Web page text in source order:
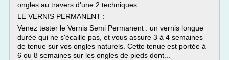
ongles au travers d'une 2 techniques :
LE VERNIS PERMANENT :
Venez tester le Vernis Semi Permanent : un vernis longue
durée qui ne s'écaille pas, et vous assure 3 à 4 semaines
de tenue sur vos ongles naturels. Cette tenue est portée à
6 ou 8 semaines sur les ongles de pieds dont...